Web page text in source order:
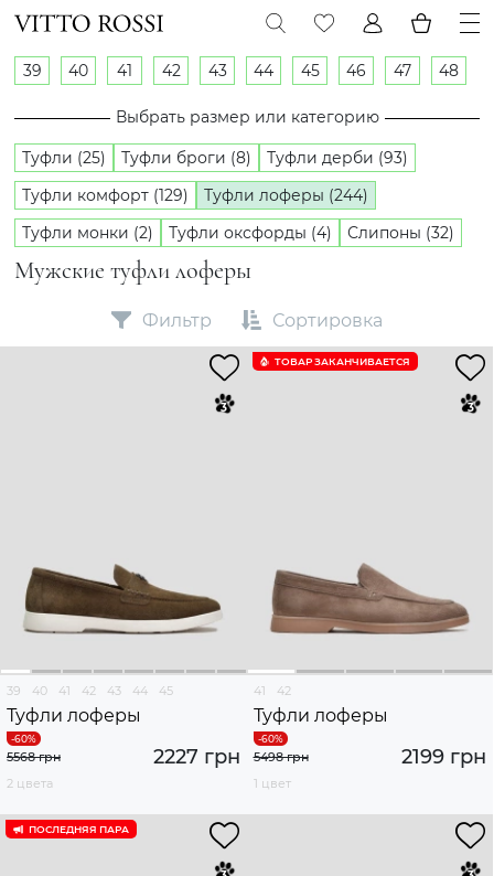
Мужские туфли лоферы
39 40 41 42 43 44 45 46 47 48
Выбрать размер или категорию
Туфли (25) Туфли броги (8)
Туфли дерби (93)
Туфли комфорт (129)
Туфли лоферы (244)
Туфли монки (2)
Туфли оксфорды (4) Слипоны (32)
Фильтр Сортировка
39 40 41 42 43 44 45
Туфли лоферы
2227 грн
5568 грн
2 цвета
ТОВАР ЗАКАНЧИВАЕТСЯ
41 42
Туфли лоферы
2199 грн
5498 грн
1 цвет
ПОСЛЕДНЯЯ ПАРА